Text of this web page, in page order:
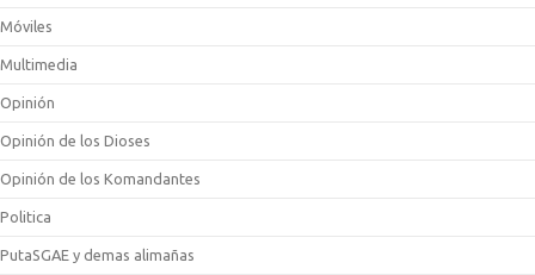
Móviles
Multimedia
Opinión
Opinión de los Dioses
Opinión de los Komandantes
Politica
PutaSGAE y demas alimañas